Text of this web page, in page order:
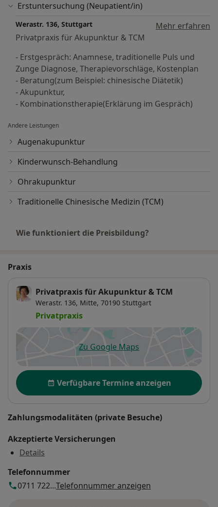
Erstuntersuchung (Neupatient/in)
Werastr. 136, Stuttgart
Mehr erfahren
Privatpraxis für Akupunktur & TCM
- Erstgespräch: Anamnese, traditionelle Puls und
Zunge Diagnose, Therapievorschläge, Kostenplan
- Beratung(zum Beispiel: chinesische Diätetik)
- Akupunktur,
- Kombinationstherapie(Erklärung im Gespräch)
Andere Leistungen
Augenakupunktur
Kinderwunsch-Behandlung
Ohrakupunktur
Traditionelle Chinesische Medizin (TCM)
Wie funktioniert die Preisbildung?
Praxis
Privatpraxis für Akupunktur & TCM
Werastr. 136, Mitte, 70190 Stuttgart
Privatpraxis
Zu Google Mapsöffnet in einer neuen
Verfügbarkeit
Verfügbare Termine anzeigen
Zahlungsmodalitäten (private Besuche)
Akzeptierte Versicherungen
Details
Telefonnummer
0711 722...Telefonnummer anzeigen